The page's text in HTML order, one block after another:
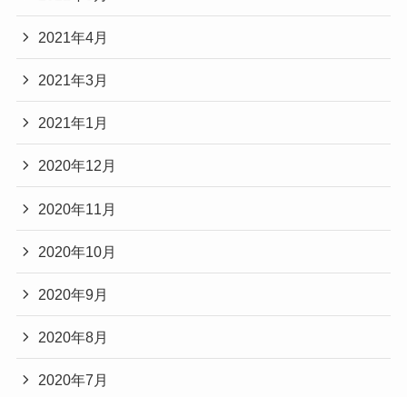
2021年4月
2021年3月
2021年1月
2020年12月
2020年11月
2020年10月
2020年9月
2020年8月
2020年7月